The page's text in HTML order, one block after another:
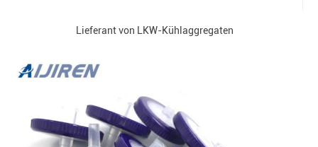
Lieferant von LKW-Kühlaggregaten